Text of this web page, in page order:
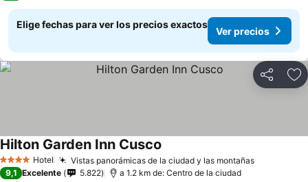
Elige fechas para ver los precios exactos
Ver precios
Compartir
4 EstrellasHotel Vistas panorámicas de la ciudad y las montañas
Hilton Garden Inn Cusco
9,1 Excelente 5.822 a 1.2 km de: Centro de la ciudad